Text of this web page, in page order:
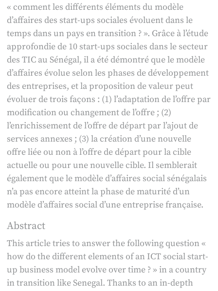
« comment les différents éléments du modèle
d’affaires des start-ups sociales évoluent dans le
temps dans un pays en transition ? ». Grâce à l’étude
approfondie de 10 start-ups sociales dans le secteur
des TIC au Sénégal, il a été démontré que le modèle
d’affaires évolue selon les phases de développement
des entreprises, et la proposition de valeur peut
évoluer de trois façons : (1) l’adaptation de l’offre par
modification ou changement de l’offre ; (2)
l’enrichissement de l’offre de départ par l’ajout de
services annexes ; (3) la création d’une nouvelle
offre liée ou non à l’offre de départ pour la cible
actuelle ou pour une nouvelle cible. Il semblerait
également que le modèle d’affaires social sénégalais
n’a pas encore atteint la phase de maturité d’un
modèle d’affaires social d’une entreprise française.
Abstract
This article tries to answer the following question «
how do the different elements of an ICT social start-
up business model evolve over time ? » in a country
in transition like Senegal. Thanks to an in-depth